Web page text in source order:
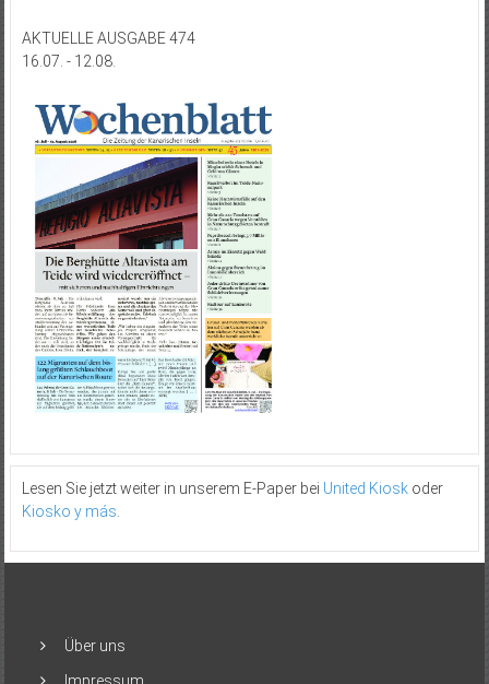
AKTUELLE AUSGABE 474
16.07. - 12.08.
Lesen Sie jetzt weiter in unserem E-Paper bei United Kioskoder
Kiosko y más
Über uns